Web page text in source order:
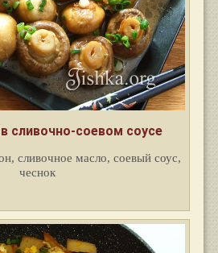
сливочно-соевом соусе
сливочное масло, соевый соус,
чеснок